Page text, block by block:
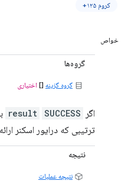
کروم ۱۲۵+
خواص
گروه‌ها
گروه گزینه [] اختیاری
اگر result SUCCESS
ترتیبی که درایور اسکنر
نتیجه
نتیجه عملیات